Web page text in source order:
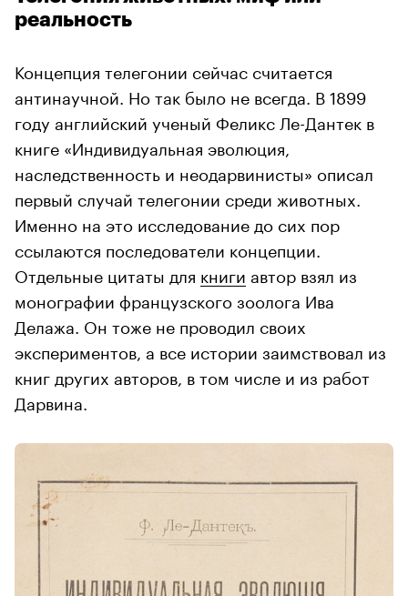
реальность
Концепция телегонии сейчас считается
антинаучной. Но так было не всегда. В 1899
году английский ученый Феликс Ле-Дантек в
книге «Индивидуальная эволюция,
наследственность и неодарвинисты» описал
первый случай телегонии среди животных.
Именно на это исследование до сих пор
ссылаются последователи концепции.
Отдельные цитаты для книги автор взял из
монографии французского зоолога Ива
Делажа. Он тоже не проводил своих
экспериментов, а все истории заимствовал из
книг других авторов, в том числе и из работ
Дарвина.